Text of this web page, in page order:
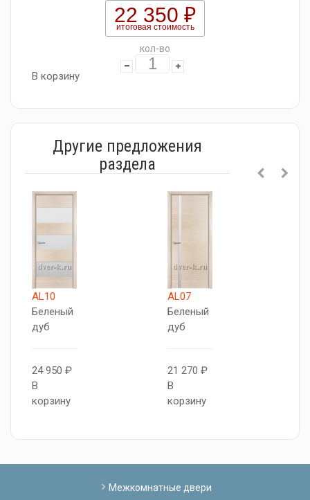
22 350 ₽
итоговая стоимость
кол-во
В корзину
Другие предложения
раздела
AL10
Беленый
дуб
24 950 ₽
В
корзину
AL07
Беленый
дуб
21 270 ₽
В
корзину
Межкомнатные двери